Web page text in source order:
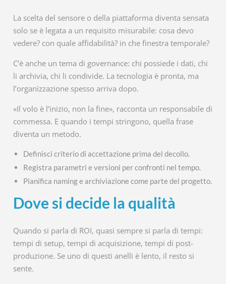
La scelta del sensore o della piattaforma diventa sensata
solo se è legata a un requisito misurabile: cosa devo
vedere? con quale affidabilità? in che finestra temporale?
C’è anche un tema di governance: chi possiede i dati, chi
li archivia, chi li condivide. La tecnologia è pronta, ma
l’organizzazione spesso arriva dopo.
«Il volo è l’inizio, non la fine», racconta un responsabile di
commessa. E quando i tempi stringono, quella frase
diventa un metodo.
Definisci criterio di accettazione prima del decollo.
Registra parametri e versioni per confronti nel tempo.
Pianifica naming e archiviazione come parte del progetto.
Dove si decide la qualità
Quando si parla di ROI, quasi sempre si parla di tempi:
tempi di setup, tempi di acquisizione, tempi di post-
produzione. Se uno di questi anelli è lento, il resto si
sente.